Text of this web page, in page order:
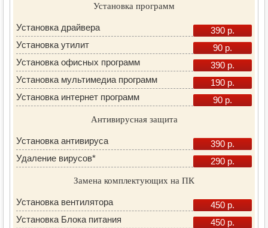
Установка программ
Установка драйвера
390 р.
Установка утилит
90 р.
Установка офисных программ
390 р.
Установка мультимедиа программ
190 р.
Установка интернет программ
90 р.
Антивирусная защита
Установка антивируса
390 р.
Удаление вирусов*
290 р.
Замена комплектующих на ПК
Установка вентилятора
450 р.
Установка Блока питания
450 р.